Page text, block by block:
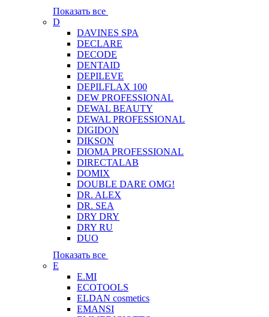
Показать все
D
DAVINES SPA
DECLARE
DECODE
DENTAID
DEPILEVE
DEPILFLAX 100
DEW PROFESSIONAL
DEWAL BEAUTY
DEWAL PROFESSIONAL
DIGIDON
DIKSON
DIOMA PROFESSIONAL
DIRECTALAB
DOMIX
DOUBLE DARE OMG!
DR. ALEX
DR. SEA
DRY DRY
DRY RU
DUO
Показать все
E
E.MI
ECOTOOLS
ELDAN cosmetics
EMANSI